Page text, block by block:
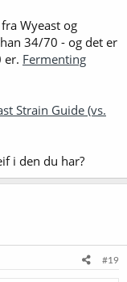
Wyeast og
34/70 - og det er
er. Fermenting
Strain Guide (vs.
i den du har?
#19